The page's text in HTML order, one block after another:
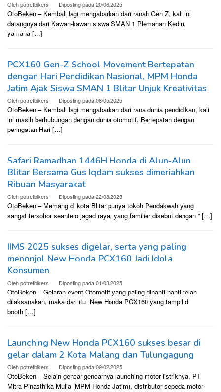
Olehpotretbikers Diposting pada20/06/2025
OtoBeken – Kembali lagi mengabarkan dari ranah Gen Z, kali ini
datangnya dari Kawan-kawan siswa SMAN 1 Plemahan Kediri,
yamana […]
PCX160 Gen-Z School Movement Bertepatan
dengan Hari Pendidikan Nasional, MPM Honda
Jatim Ajak Siswa SMAN 1 Blitar Unjuk Kreativitas
Olehpotretbikers Diposting pada08/05/2025
OtoBeken – Kembali lagi mengabarkan dari rana dunia pendidikan, kali
ini masih berhubungan dengan dunia otomotif. Bertepatan dengan
peringatan Hari […]
Safari Ramadhan 1446H Honda di Alun-Alun
Blitar Bersama Gus Iqdam sukses dimeriahkan
Ribuan Masyarakat
Olehpotretbikers Diposting pada22/03/2025
OtoBeken – Memang di kota Blitar punya tokoh Pendakwah yang
sangat tersohor seantero jagad raya, yang familier disebut dengan ” […]
IIMS 2025 sukses digelar, serta yang paling
menonjol New Honda PCX160 Jadi Idola
Konsumen
Olehpotretbikers Diposting pada01/03/2025
OtoBeken – Gelaran event Otomotif yang paling dinanti-nanti telah
dilaksanakan, maka dari itu New Honda PCX160 yang tampil di
booth […]
Launching New Honda PCX160 sukses besar di
gelar dalam 2 Kota Malang dan Tulungagung
Olehpotretbikers Diposting pada09/02/2025
OtoBeken – Selain gencar-gencarnya launching motor listriknya, PT
Mitra Pinasthika Mulia (MPM Honda Jatim), distributor sepeda motor